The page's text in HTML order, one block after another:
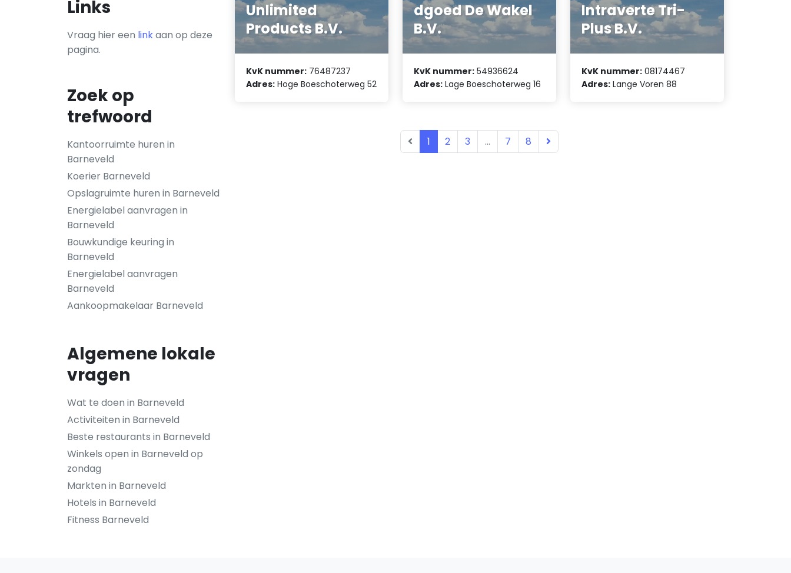
Links
Vraag hier een linkaan op deze
pagina.
Zoek op
trefwoord
Kantoorruimte huren in
Barneveld
Koerier Barneveld
Opslagruimte huren in Barneveld
Energielabel aanvragen in
Barneveld
Bouwkundige keuring in
Barneveld
Energielabel aanvragen
Barneveld
Aankoopmakelaar Barneveld
Algemene lokale
vragen
Wat te doen in Barneveld
Activiteiten in Barneveld
Beste restaurants in Barneveld
Winkels open in Barneveld op
zondag
Markten in Barneveld
Hotels in Barneveld
Fitness Barneveld
Unlimited
Products B.V.
KvK nummer: 76487237
Adres: Hoge Boeschoterweg 52
dgoed De Wakel
B.V.
KvK nummer: 54936624
Adres: Lage Boeschoterweg 16
Intraverte Tri-
Plus B.V.
KvK nummer: 08174467
Adres: Lange Voren 88
1 2 3 ... 7 8